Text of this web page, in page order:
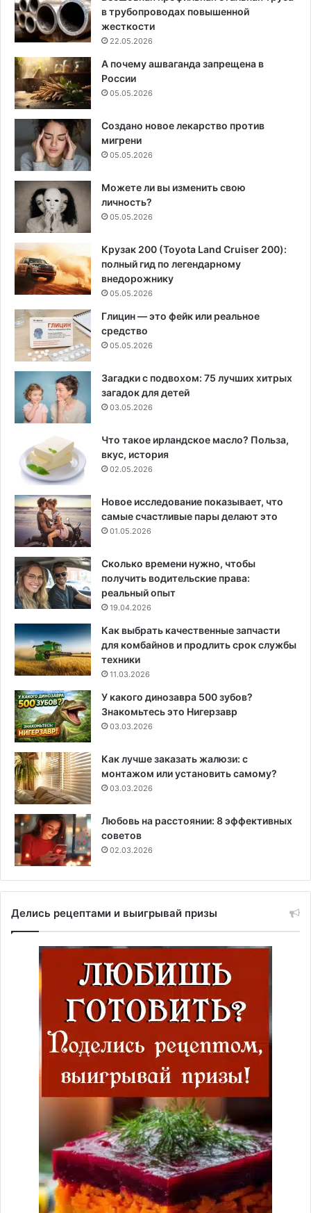
в трубопроводах повышенной
жесткости
22.05.2026
А почему ашваганда запрещена в
России
05.05.2026
Создано новое лекарство против
мигрени
05.05.2026
Можете ли вы изменить свою
личность?
05.05.2026
Крузак 200 (Toyota Land Cruiser 200):
полный гид по легендарному
внедорожнику
05.05.2026
Глицин — это фейк или реальное
средство
05.05.2026
Загадки с подвохом: 75 лучших хитрых
загадок для детей
03.05.2026
Что такое ирландское масло? Польза,
вкус, история
02.05.2026
Новое исследование показывает, что
самые счастливые пары делают это
01.05.2026
Сколько времени нужно, чтобы
получить водительские права:
реальный опыт
19.04.2026
Как выбрать качественные запчасти
для комбайнов и продлить срок службы
техники
11.03.2026
У какого динозавра 500 зубов?
Знакомьтесь это Нигерзавр
03.03.2026
Как лучше заказать жалюзи: с
монтажом или установить самому?
03.03.2026
Любовь на расстоянии: 8 эффективных
советов
02.03.2026
Делись рецептами и выигрывай призы